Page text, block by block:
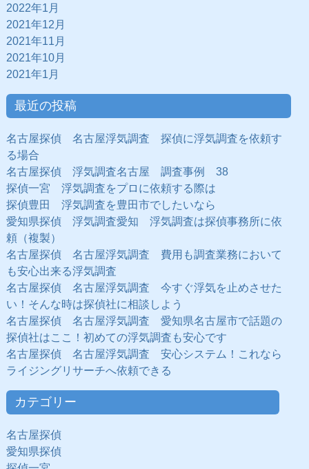
2022年1月
2021年12月
2021年11月
2021年10月
2021年1月
最近の投稿
名古屋探偵 名古屋浮気調査 探偵に浮気調査を依頼す
る場合
名古屋探偵 浮気調査名古屋 調査事例 38
探偵一宮 浮気調査をプロに依頼する際は
探偵豊田 浮気調査を豊田市でしたいなら
愛知県探偵 浮気調査愛知 浮気調査は探偵事務所に依
頼（複製）
名古屋探偵 名古屋浮気調査 費用も調査業務において
も安心出来る浮気調査
名古屋探偵 名古屋浮気調査 今すぐ浮気を止めさせた
い！そんな時は探偵社に相談しよう
名古屋探偵 名古屋浮気調査 愛知県名古屋市で話題の
探偵社はここ！初めての浮気調査も安心です
名古屋探偵 名古屋浮気調査 安心システム！これなら
ライジングリサーチへ依頼できる
カテゴリー
名古屋探偵
愛知県探偵